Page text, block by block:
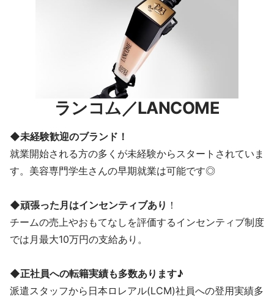
ランコム／LANCOME
◆未経験歓迎のブランド！
就業開始される方の多くが未経験からスタートされていま
す。美容専門学生さんの早期就業は可能です◎
◆頑張った月はインセンティブあり ！
チームの売上やおもてなしを評価するインセンティブ制度
では月最大10万円の支給あり。
◆正社員への転籍実績も多数あります♪
派遣スタッフから日本ロレアル(LCM)社員への登用実績多